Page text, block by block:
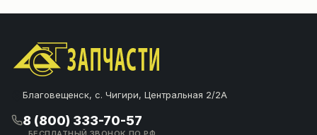
Благовещенск, с. Чигири, Центральная 2/2А
8 (800) 333-70-57